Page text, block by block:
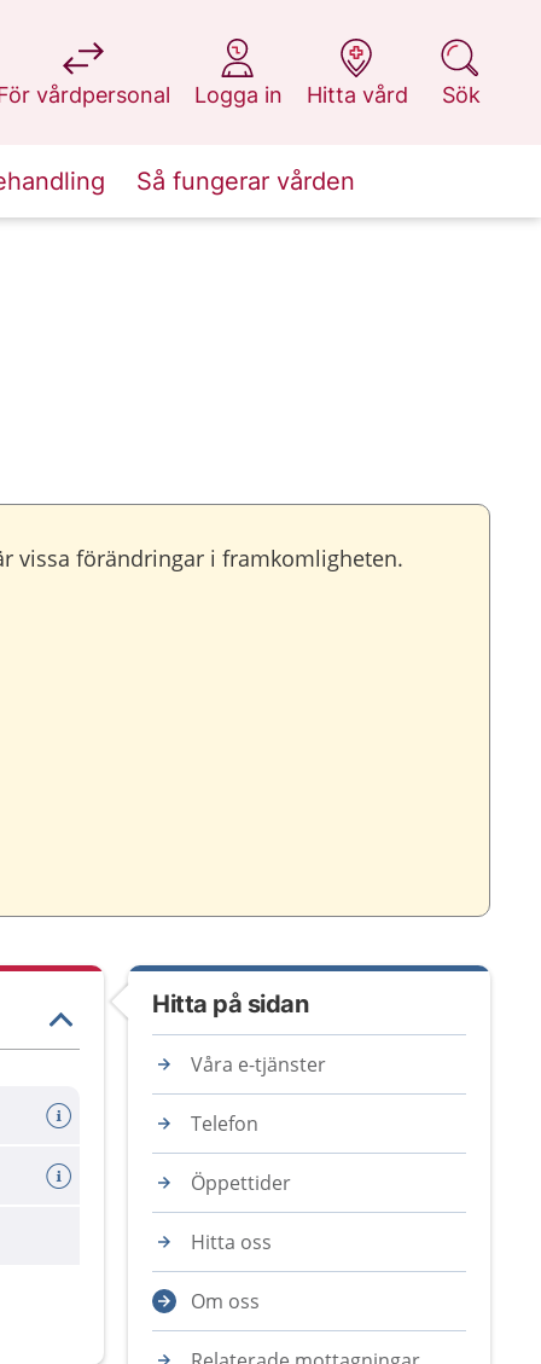
vårdpersonal
på 1177.se
Logga in
på 1177.se
Hitta vård
på 1177.se
Sök
på 1177.se
Så fungerar vården
vissa förändringar i framkomligheten.
Hitta på sidan
Våra e-tjänster
Telefon
Öppettider
Hitta oss
Om oss